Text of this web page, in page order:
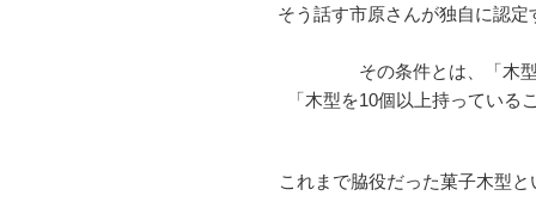
そう話す市原さんが独自に認
その条件とは、「木
「木型を10個以上持ってい
これまで脇役だった菓子木型